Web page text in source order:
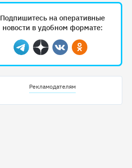
Подпишитесь на оперативные
новости в удобном формате:
Telegram
ДзенВконтактеОдноклассники
Рекламодателям